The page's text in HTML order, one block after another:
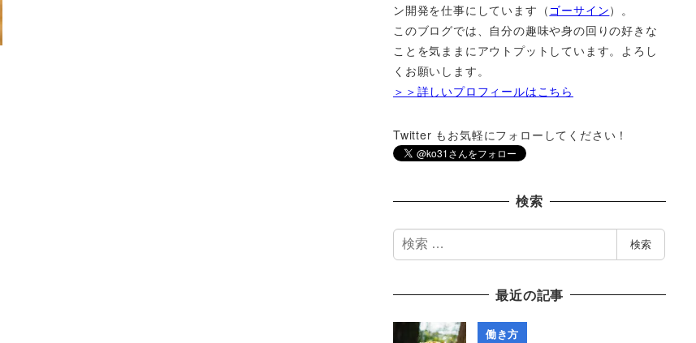
ン開発を仕事にしています（ ゴーサイン）。
このブログでは、自分の趣味や身の回りの好きな
ことを気ままにアウトプットしています。よろし
くお願いします。
＞＞詳しいプロフィールはこちら
Twitter もお気軽にフォローしてください！
検索
検
索
検索
最近の記事
働き方